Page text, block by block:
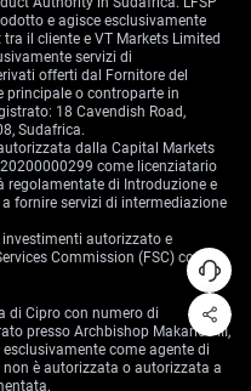
e agisce esclusivamente
il cliente e VT Markets Limited
servizi di
offerti dal Fornitore del
principale o controparte in
18 Cavendish Road,
Sudafrica.
dalla Capital Markets
come licenziatario
regolamentate di Introduzione e
fornire servizi di intermediazione
investimenti autorizzato e
Commission (FSC) con
di Cipro con numero di
presso Archbishop Makarios III,
come agente di
è autorizzata o autorizzata a